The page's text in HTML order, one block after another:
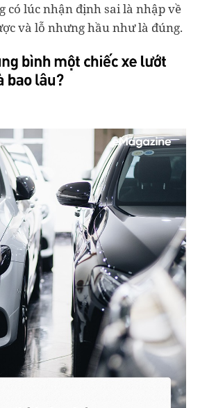
có lúc nhận định sai là nhập về
và lỗ nhưng hầu như là đúng.